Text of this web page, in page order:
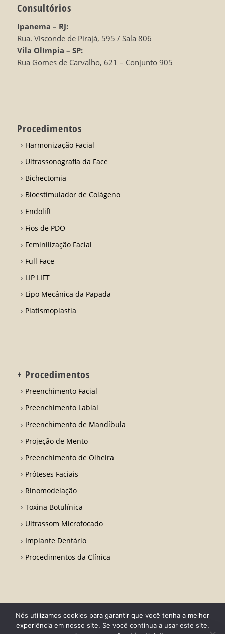
Consultórios
Ipanema – RJ:
Rua. Visconde de Pirajá, 595 / Sala 806
Vila Olímpia – SP:
Rua Gomes de Carvalho, 621 – Conjunto 905
Procedimentos
Harmonização Facial
Ultrassonografia da Face
Bichectomia
Bioestímulador de Colágeno
Endolift
Fios de PDO
Feminilização Facial
Full Face
LIP LIFT
Lipo Mecânica da Papada
Platismoplastia
+ Procedimentos
Preenchimento Facial
Preenchimento Labial
Preenchimento de Mandíbula
Projeção de Mento
Preenchimento de Olheira
Próteses Faciais
Rinomodelação
Toxina Botulínica
Ultrassom Microfocado
Implante Dentário
Procedimentos da Clínica
Todos os direitos reservados - Dr. Fabio Ricardo Barros | CRO RJ 31728-
Desenvolvido por LA Comunicações
Nós utilizamos cookies para garantir que você tenha a melhor
experiência em nosso site. Se você continua a usar este site,